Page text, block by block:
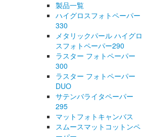
製品一覧
ハイグロスフォトペーパー
330
メタリックパール ハイグロ
スフォトペーパー290
ラスター フォトペーパー
300
ラスター フォトペーパー
DUO
サテンバライタペーパー
295
マットフォトキャンバス
スムースマットコットンペ